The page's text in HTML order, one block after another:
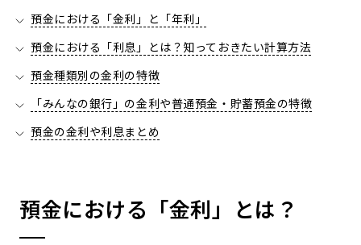
預金における「金利」と「年利」
預金における「利息」とは？知っておきたい計算方法
預金種類別の金利の特徴
「みんなの銀行」の金利や普通預金・貯蓄預金の特徴
預金の金利や利息まとめ
預金における「金利」とは？